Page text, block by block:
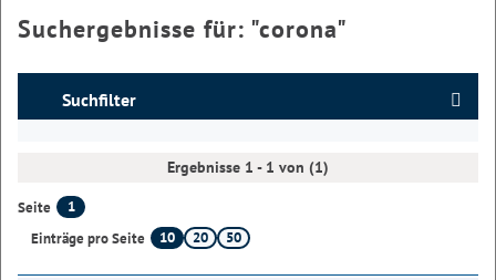
Suchergebnisse für: "corona"
Suchfilter
Ergebnisse 1 - 1 von (1)
Seite
1
Einträge pro Seite
10 20 50